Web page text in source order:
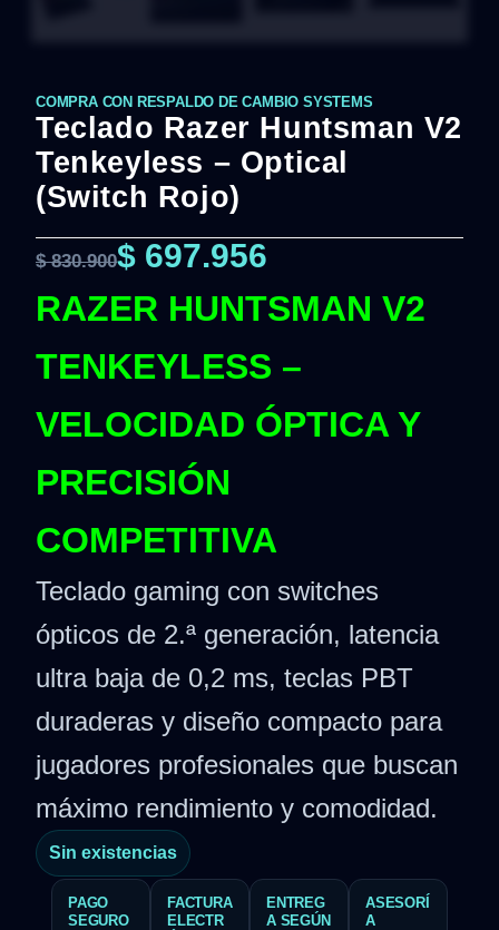
COMPRA CON RESPALDO DE CAMBIO SYSTEMS
Teclado Razer Huntsman V2
Tenkeyless – Optical
(Switch Rojo)
$830.900$ 697.956
RAZER HUNTSMAN V2
TENKEYLESS –
VELOCIDAD ÓPTICA Y
PRECISIÓN
COMPETITIVA
Teclado gaming con switches
ópticos de 2.ª generación, latencia
ultra baja de 0,2 ms, teclas PBT
duraderas y diseño compacto para
jugadores profesionales que buscan
máximo rendimiento y comodidad.
Sin existencias
PAGO
SEGURO
FACTURA
ELECTR
ENTREG
A SEGÚN
ASESORÍ
A